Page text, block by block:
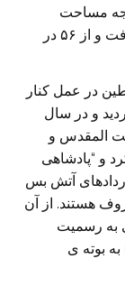
مساحت
سرزمین اسرائیل بیش از یک سوم افزایش یافت و از ۵۶ در
در عمل کنار
و در سال
المقدس و
و “پادشاهی
آتش بس
هستند. از آن
به رسمیت
بوته ی